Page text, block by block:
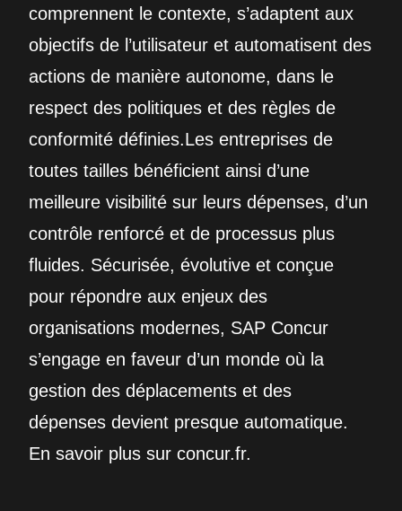
comprennent le contexte, s’adaptent aux
objectifs de l’utilisateur et automatisent des
actions de manière autonome, dans le
respect des politiques et des règles de
conformité définies.Les entreprises de
toutes tailles bénéficient ainsi d’une
meilleure visibilité sur leurs dépenses, d’un
contrôle renforcé et de processus plus
fluides. Sécurisée, évolutive et conçue
pour répondre aux enjeux des
organisations modernes, SAP Concur
s’engage en faveur d’un monde où la
gestion des déplacements et des
dépenses devient presque automatique.
En savoir plus sur concur.fr.